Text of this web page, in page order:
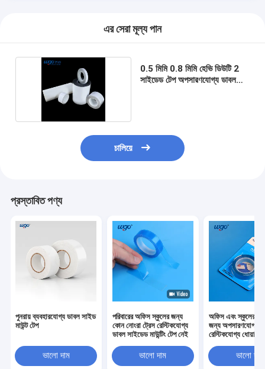
এর সেরা মূল্য পান
0.5 মিমি 0.8 মিমি হেভি ডিউটি ​​2
সাইডেড টেপ অপসারণযোগ্য ডাবল
চালিয়ে
প্রস্তাবিত পণ্য
পুনরায় ব্যবহারযোগ্য ডাবল সাইড
মাউন্ট টেপ
ভালো দাম
পরিবারের অফিস স্কুলের জন্য
কোন নোংরা ট্রেস রেস্টিকযোগ্য
ডাবল সাইডেড মাউন্টিং টেপ নেই
ভালো দাম
অফিস এবং স্কুলের
জন্য অপসারণযোগ্য
রেস্টিকযোগ্য ধোয়ার
ভালো দাম